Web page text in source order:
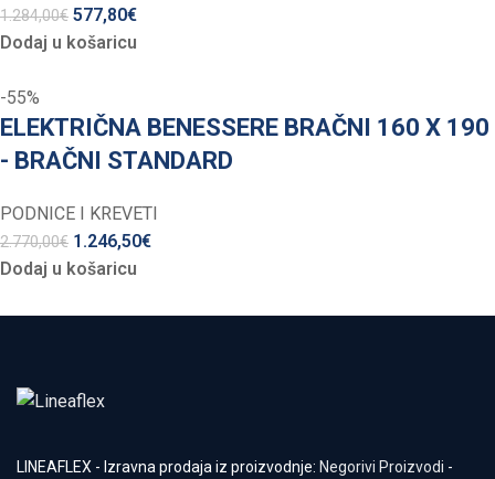
1.284,00€ 577,80€
Dodaj u košaricu
-55%
ELEKTRIČNA BENESSERE BRAČNI 160 X 190
- BRAČNI STANDARD
PODNICE I KREVETI
2.770,00€ 1.246,50€
Dodaj u košaricu
LINEAFLEX - Izravna prodaja iz proizvodnje: Negorivi Proizvodi -